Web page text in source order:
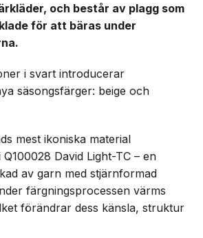
och består av plagg som
för att bäras under
i svart introducerar
säsongsfärger: beige och
mest ikoniska material
David Light-TC – en
av garn med stjärnformad
färgningsprocessen värms
förändrar dess känsla, struktur